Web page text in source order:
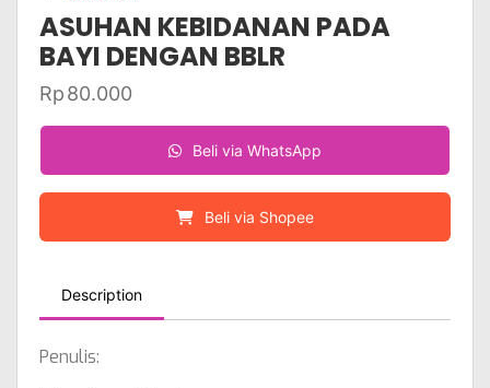
ASUHAN KEBIDANAN PADA
BAYI DENGAN BBLR
Rp80.000
Beli via WhatsApp
Beli via Shopee
Description
Penulis: